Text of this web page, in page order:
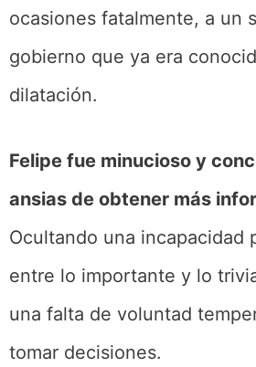
ocasiones fatalmente, a un
gobierno que ya era
dilatación.
Felipe fue minucioso y
ansias de obtener más
Ocultando una incapacidad
entre lo importante y lo
una falta de voluntad
tomar decisiones.